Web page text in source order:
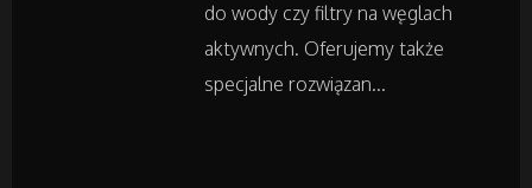
Dietetyka, Odchudzanie
Kosmetyki
do wody czy filtry na węglach
aktywnych. Oferujemy także
specjalne rozwiązan...